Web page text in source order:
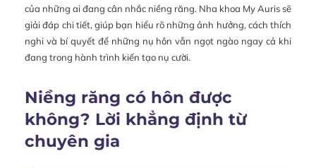
của những ai đang cân nhắc niềng răng. Nha khoa My Auris sẽ
giải đáp chi tiết, giúp bạn hiểu rõ những ảnh hưởng, cách thích
nghi và bí quyết để những nụ hôn vẫn ngọt ngào ngay cả khi
đang trong hành trình kiến tạo nụ cười.
Niềng răng có hôn được
không? Lời khẳng định từ
chuyên gia